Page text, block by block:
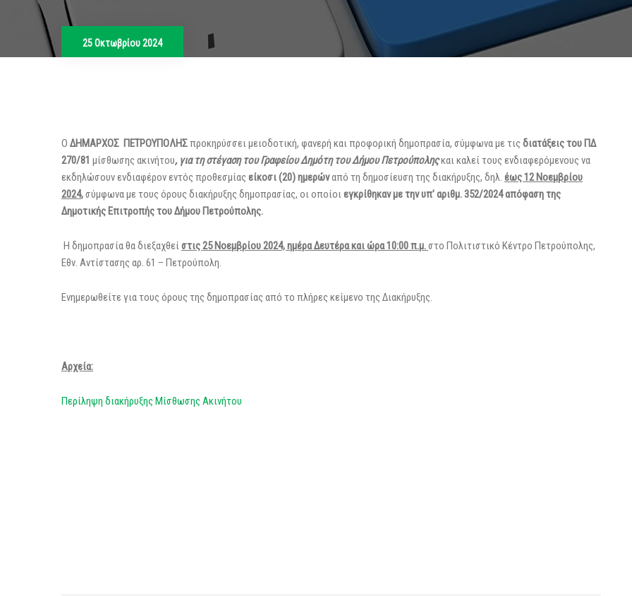
25 Οκτωβρίου 2024
Ο ΔΗΜΑΡΧΟΣ ΠΕΤΡΟΥΠΟΛΗΣπροκηρύσσει μειοδοτική, φανερή και προφορική δημοπρασία, σύμφωνα με τις διατάξεις του ΠΔ
270/81 μίσθωσης ακινήτου, για τη στέγαση του Γραφείου Δημότη του Δήμου Πετρούποληςκαι καλεί τους ενδιαφερόμενους να
εκδηλώσουν ενδιαφέρον εντός προθεσμίας είκοσι (20) ημερώναπό τη δημοσίευση της διακήρυξης, δηλ. έως 12 Νοεμβρίου
2024,σύμφωνα με τους όρους διακήρυξης δημοπρασίας, οι οποίοι εγκρίθηκαν με την υπ’ αριθμ. 352/2024 απόφαση της
Δημοτικής Επιτροπής του Δήμου Πετρούπολης.
Η δημοπρασία θα διεξαχθείστις 25 Νοεμβρίου 2024, ημέρα Δευτέρα και ώρα 10:00 π.μ.στο Πολιτιστικό Κέντρο Πετρούπολης,
Εθν. Αντίστασης αρ. 61 – Πετρούπολη.
Ενημερωθείτε για τους όρους της δημοπρασίας από το πλήρες κείμενο της Διακήρυξης.
Αρχεία:
Περίληψη διακήρυξης Μίσθωσης Ακινήτου